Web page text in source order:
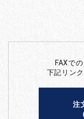
FAXで
下記リン
注